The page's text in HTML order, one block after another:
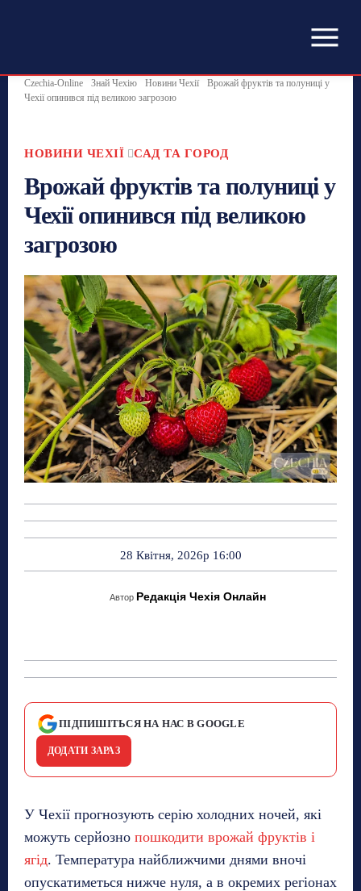
Czechia-Online Знай Чехію Новини Чехії
Врожай фруктів та полуниці у
Чехії опинився під великою загрозою
НОВИНИ ЧЕХІЇ САД ТА ГОРОД
Врожай фруктів та полуниці у
Чехії опинився під великою
загрозою
28 Квітня, 2026р 16:00
Автор Редакція Чехія Онлайн
ПІДПИШІТЬСЯ НА НАС В GOOGLE
ДОДАТИ ЗАРАЗ
У Чехії прогнозують серію холодних ночей, які
можуть серйозно пошкодити врожай фруктів і
ягід. Температура найближчими днями вночі
опускатиметься нижче нуля, а в окремих регіонах